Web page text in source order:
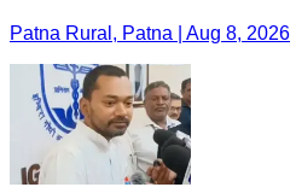
Patna Rural, Patna | Aug 8, 2026